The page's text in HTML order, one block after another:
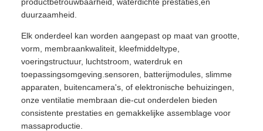
duurzaamheid.
Elk onderdeel kan worden aangepast op maat van grootte,
vorm, membraankwaliteit, kleefmiddeltype,
voeringstructuur, luchtstroom, waterdruk en
toepassingsomgeving.sensoren, batterijmodules, slimme
apparaten, buitencamera's, of elektronische behuizingen,
onze ventilatie membraan die-cut onderdelen bieden
consistente prestaties en gemakkelijke assemblage voor
massaproductie.